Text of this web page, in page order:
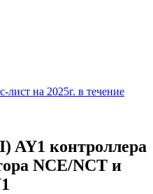
на 2025г. в течение
AY1 контроллера
NCE/NCT и